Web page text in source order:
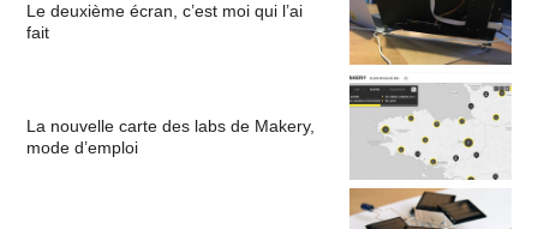
Le deuxième écran, c’est moi qui l’ai
fait
La nouvelle carte des labs de Makery,
mode d’emploi